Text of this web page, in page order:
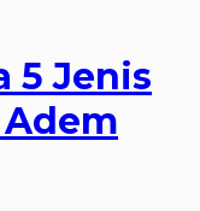
5 Jenis
Adem